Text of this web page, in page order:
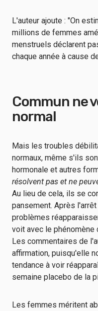
L'auteur ajoute : "On
millions de femmes
menstruels déclarent
chaque année à cause
Commun ne
normal
Mais les troubles
normaux, même s'ils
hormonale et autres
résolvent pas et ne
Au lieu de cela, ils se
pansement. Après
problèmes
voit avec le phénomène
Les commentaires de
affirmation, puisqu'elle
tendance à voir
semaine placebo de la
Les femmes méritent